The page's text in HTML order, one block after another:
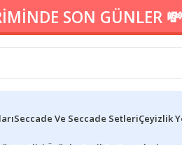
SON GÜNLER
Seccade Ve Seccade SetleriÇeyizlik